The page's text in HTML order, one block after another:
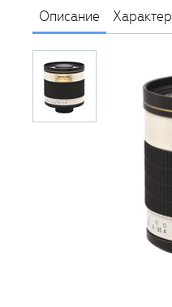
Описание